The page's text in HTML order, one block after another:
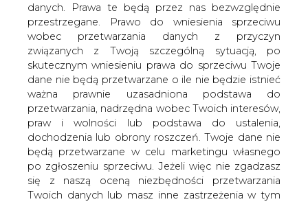
danych. Prawa te będą przez nas bezwzględnie
przestrzegane. Prawo do wniesienia sprzeciwu
wobec przetwarzania danych z przyczyn
związanych z Twoją szczególną sytuacją, po
skutecznym wniesieniu prawa do sprzeciwu Twoje
dane nie będą przetwarzane o ile nie będzie istnieć
ważna prawnie uzasadniona podstawa do
przetwarzania, nadrzędna wobec Twoich interesów,
praw i wolności lub podstawa do ustalenia,
dochodzenia lub obrony roszczeń. Twoje dane nie
będą przetwarzane w celu marketingu własnego
po zgłoszeniu sprzeciwu. Jeżeli więc nie zgadzasz
się z naszą oceną niezbędności przetwarzania
Twoich danych lub masz inne zastrzeżenia w tym
Wyniki PKN Orlen w trzecim kwartale
tego roku obciąży segment rafineryjny,
na którym piętno odcisnęło
niesprzyjające otoczenie
makroekonomicznie, a szczególnie
niekorzystny dyferencjał - oceniają
analitycy. Bardzo dobrze powinien
natomiast wypaść segment detaliczny,
który może pokazać jeden z lepszych
wyników w historii.
"Spodziewamy się słabych wyników PKN Orlen w